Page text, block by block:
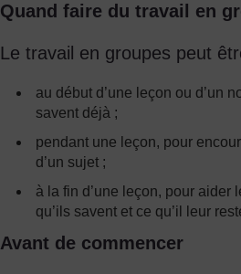
Quand faire du travail en
Le travail en groupes peut
au début d’une leçon ou d’un
savent déjà ;
pendant une leçon, pour
d’un sujet ;
à la fin d’une leçon, pour aider
qu’ils savent et ce qu’il leur
Avant de commencer